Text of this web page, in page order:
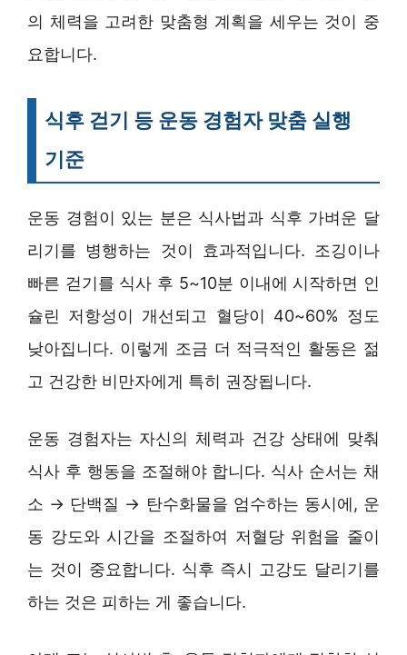
의 체력을 고려한 맞춤형 계획을 세우는 것이 중
요합니다.
식후 걷기 등 운동 경험자 맞춤 실행
기준
운동 경험이 있는 분은 식사법과 식후 가벼운 달
리기를 병행하는 것이 효과적입니다. 조깅이나
빠른 걷기를 식사 후 5~10분 이내에 시작하면 인
슐린 저항성이 개선되고 혈당이 40~60% 정도
낮아집니다. 이렇게 조금 더 적극적인 활동은 젊
고 건강한 비만자에게 특히 권장됩니다.
운동 경험자는 자신의 체력과 건강 상태에 맞춰
식사 후 행동을 조절해야 합니다. 식사 순서는 채
소 → 단백질 → 탄수화물을 엄수하는 동시에, 운
동 강도와 시간을 조절하여 저혈당 위험을 줄이
는 것이 중요합니다. 식후 즉시 고강도 달리기를
하는 것은 피하는 게 좋습니다.